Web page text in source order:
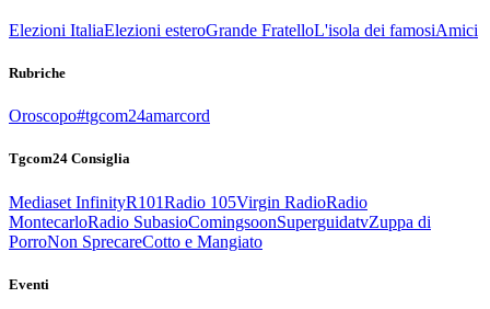
Elezioni ItaliaElezioni esteroGrande FratelloL'isola dei famosiAmici
Rubriche
Oroscopo#tgcom24amarcord
Tgcom24 Consiglia
Mediaset InfinityR101Radio 105Virgin RadioRadio
MontecarloRadio SubasioComingsoonSuperguidatvZuppa di
PorroNon SprecareCotto e Mangiato
Eventi